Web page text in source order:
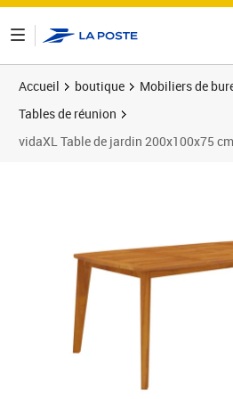
Accueil boutique Mobiliers de
Tables de réunion
vidaXL Table de jardin 200x100x75